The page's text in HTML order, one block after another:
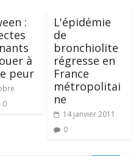
:
à
peur
0
L'épidémie
de
bronchiolite
régresse en
France
métropolitai
ne
14 janvier 2011
0